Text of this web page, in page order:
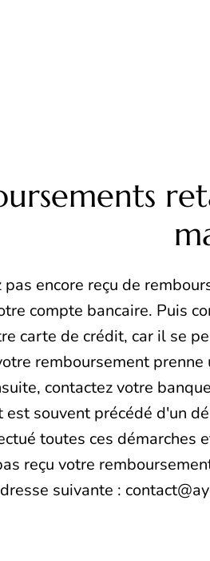
pas encore reçu de
compte bancaire. Puis
carte de crédit, car il se
remboursement prenne
contactez votre
est souvent précédé d'un
toutes ces démarches
reçu votre
suivante :